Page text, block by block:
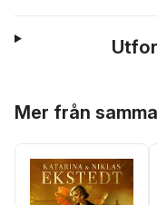
Mer från